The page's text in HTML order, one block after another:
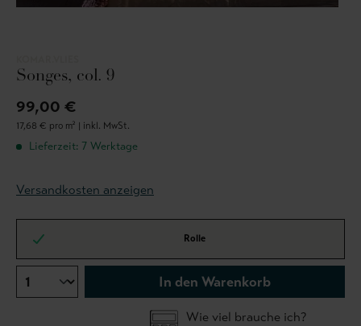
Songes, col. 9
99,00 €
17,68 € pro m² | inkl. MwSt.
Lieferzeit: 7 Werktage
Versandkosten anzeigen
Rolle
In den Warenkorb
Wie viel brauche ich?